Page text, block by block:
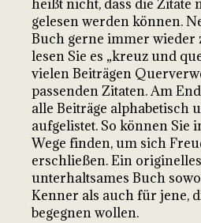
heißt nicht, dass die
gelesen werden können.
Buch gerne immer wieder
lesen Sie es „kreuz und
vielen Beiträgen
passenden Zitaten. Am
alle Beiträge alphabetisch
aufgelistet. So können Sie
Wege finden, um sich
erschließen. Ein
unterhaltsames Buch
Kenner als auch für jene,
begegnen wollen.